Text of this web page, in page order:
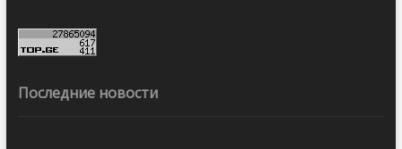
Последние новости